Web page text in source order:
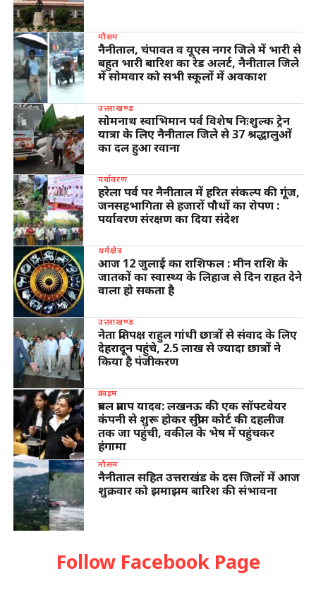
मौसम
नैनीताल, चंपावत व यूएस नगर जिले में भारी से
बहुत भारी बारिश का रेड अलर्ट, नैनीताल जिले
में सोमवार को सभी स्कूलों में अवकाश
उत्तराखण्ड
सोमनाथ स्वाभिमान पर्व विशेष निःशुल्क ट्रेन
यात्रा के लिए नैनीताल जिले से 37 श्रद्धालुओं
का दल हुआ रवाना
पर्यावरण
हरेला पर्व पर नैनीताल में हरित संकल्प की गूंज,
जनसहभागिता से हजारों पौधों का रोपण :
पर्यावरण संरक्षण का दिया संदेश
धर्मक्षेत्र
आज 12 जुलाई का राशिफल : मीन राशि के
जातकों का स्वास्थ्य के लिहाज से दिन राहत देने
वाला हो सकता है
उत्तराखण्ड
नेता प्रतिपक्ष राहुल गांधी छात्रों से संवाद के लिए
देहरादून पहुंचे, 2.5 लाख से ज्यादा छात्रों ने
किया है पंजीकरण
क्राइम
प्रबल प्रताप यादव: लखनऊ की एक सॉफ्टवेयर
कंपनी से शुरू होकर सुप्रीम कोर्ट की दहलीज
तक जा पहुंची, वकील के भेष में पहुंचकर
हंगामा
मौसम
नैनीताल सहित उत्तराखंड के दस जिलों में आज
शुक्रवार को झमाझम बारिश की संभावना
Follow Facebook Page